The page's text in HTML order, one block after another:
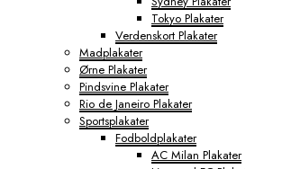
Tokyo Plakater
Verdenskort Plakater
Madplakater
Ørne Plakater
Pindsvine Plakater
Rio de Janeiro Plakater
Sportsplakater
Fodboldplakater
AC Milan Plakater